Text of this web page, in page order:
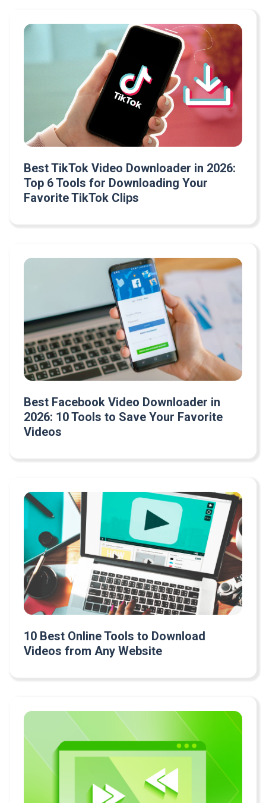
Best TikTok Video Downloader in 2026:
Top 6 Tools for Downloading Your
Favorite TikTok Clips
Best Facebook Video Downloader in
2026: 10 Tools to Save Your Favorite
Videos
10 Best Online Tools to Download
Videos from Any Website